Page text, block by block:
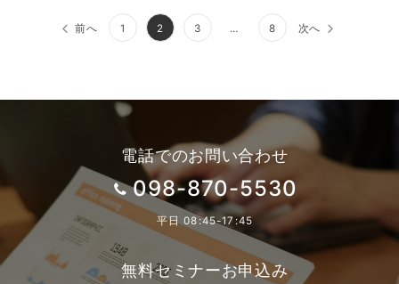
送
り
前へ 1 2 3 … 8 次へ
電話でのお問い合わせ
098-870-5530
平日 08:45-17:45
無料セミナーお申込み